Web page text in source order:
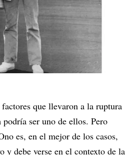
que llevaron a la ruptura
ser uno de ellos. Pero
es, en el mejor de los casos,
y debe verse en el contexto de la